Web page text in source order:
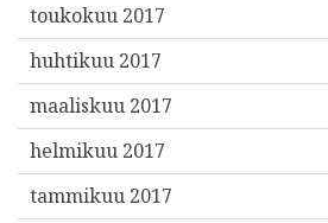
toukokuu 2017
huhtikuu 2017
maaliskuu 2017
helmikuu 2017
tammikuu 2017